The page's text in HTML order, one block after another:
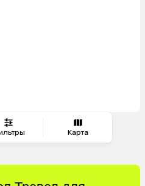
Карта